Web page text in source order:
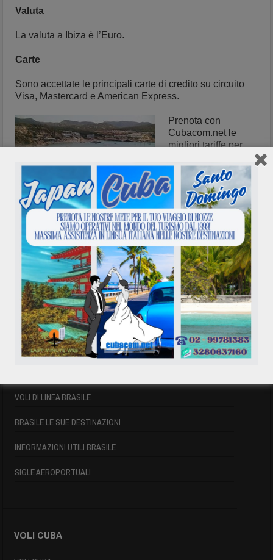
Valuta
La valuta a Ibiza è l’Euro.
Carte
Sono accettate le principali carte di credito su circuito
Visa, Mastercard e American Express.
Prenota con
Cubacom.net le
migliori tariffe per
Hotel Ibiza, Voli
dall’Italia per Ibiza,
Voli sola andata
Ibiza, Voli solo
ritorno Ibiza, Voli
low cost Ibiza, Voli last second Ibiza, voli Fuerteventura,
con partenze dai maggiori aeroporti Italiani con voli
diretti charter, richiedi un preventivo per volare a
Fuerteventura e a Ibiza.
VOLI BRASILE
VOLI DI LINEA BRASILE
BRASILE LE SUE DESTINAZIONI
INFORMAZIONI UTILI BRASILE
SIGLE AEROPORTUALI
VOLI CUBA